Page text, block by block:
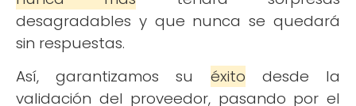
desagradables y que nunca se quedará
sin respuestas.
Así, garantizamos su éxito desde la
validación del proveedor, pasando por el